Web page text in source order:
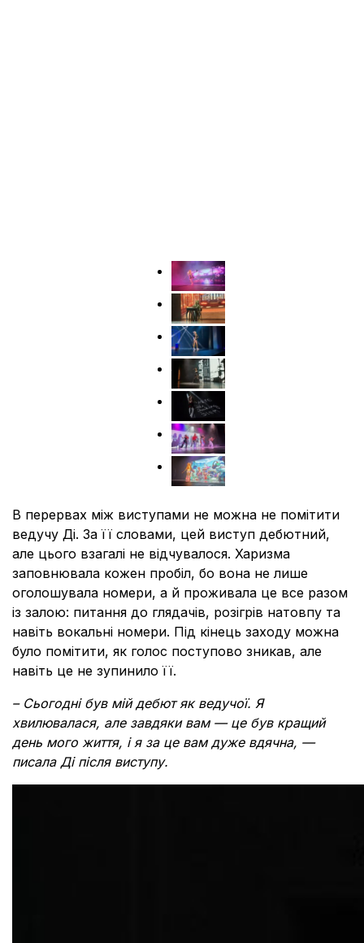
В перервах між виступами не можна не помітити
ведучу Ді. За її словами, цей виступ дебютний,
але цього взагалі не відчувалося. Харизма
заповнювала кожен пробіл, бо вона не лише
оголошувала номери, а й проживала це все разом
із залою: питання до глядачів, розігрів натовпу та
навіть вокальні номери. Під кінець заходу можна
було помітити, як голос поступово зникав, але
навіть це не зупинило її.
– Сьогодні був мій дебют як ведучої. Я
хвилювалася, але завдяки вам — це був кращий
день мого життя, і я за це вам дуже вдячна, —
писала Ді після виступу.